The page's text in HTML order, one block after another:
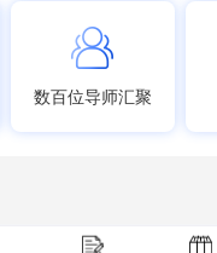
数百位导师汇聚